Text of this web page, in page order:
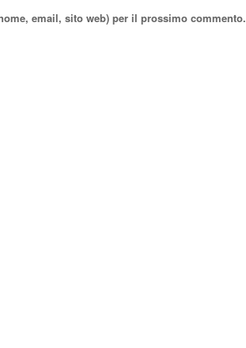
email, sito web) per il prossimo commento.